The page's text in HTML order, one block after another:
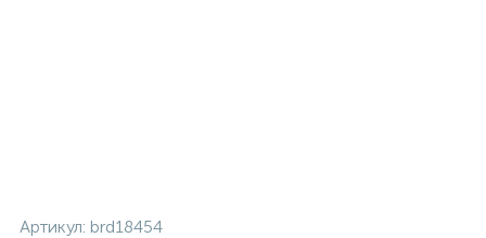
Артикул: brd18454